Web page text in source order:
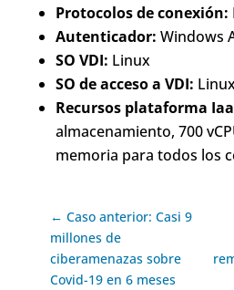
Protocolos de conexión:
Autenticador: Windows
SO VDI: Linux
SO de acceso a VDI:
Recursos plataforma
almacenamiento, 700
memoria para todos los
← Caso anterior: Casi 9
millones de
ciberamenazas sobre
Covid-19 en 6 meses